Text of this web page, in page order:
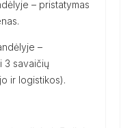
– pristatymas
–
3 savaičių
ir logistikos).